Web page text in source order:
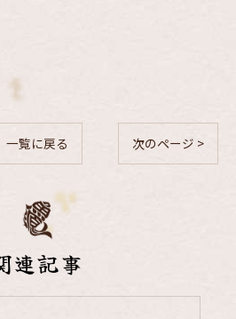
一覧に戻る 次のページ >
連記事